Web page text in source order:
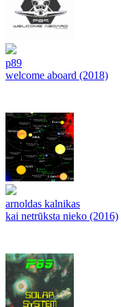
p89
welcome aboard (2018)
arnoldas kalnikas
kai netrūksta nieko (2016)